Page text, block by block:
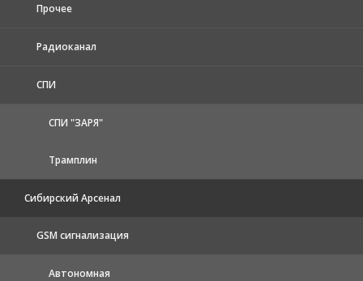
Прочее
Радиоканал
СПИ
СПИ "ЗАРЯ"
Трамплин
Сибирский Арсенал
GSM сигнализация
Автономная